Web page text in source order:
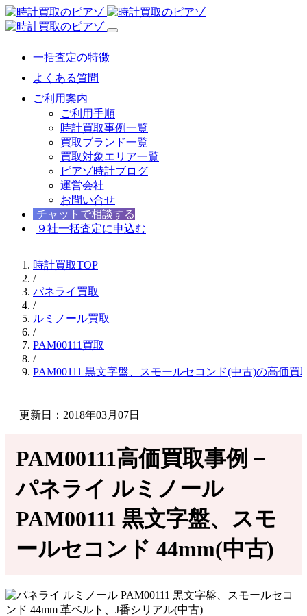
一括査定の特徴
よくある質問
ご利用案内
ご利用手順
時計買取事例一覧
買取ブランド一覧
買取対象エリア一覧
ピアゾ時計ブログ
運営会社
お問い合せ
チャットで相談する
９社一括査定に申込む
時計買取TOP
/
パネライ買取
/
ルミノール買取
/
PAM00111買取
/
PAM00111 黒文字盤、スモールセコンド(中古)の高価買
更新日：2018年03月07日
PAM00111高価買取事例－
パネライ ルミノール
PAM00111 黒文字盤、スモ
ールセコンド 44mm(中古)